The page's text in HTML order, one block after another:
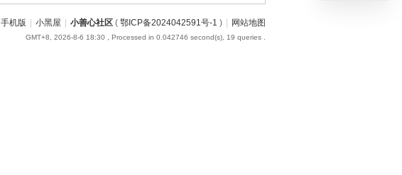
手机版 | 小黑屋 | 小善心社区 ( 鄂ICP备2024042591号-1 ) | 网站地图
GMT+8, 2026-8-6 18:30 , Processed in 0.042746 second(s), 19 queries .